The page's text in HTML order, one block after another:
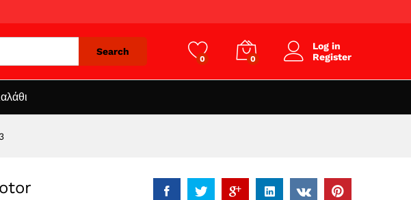
Search
0 0
Log in
Register